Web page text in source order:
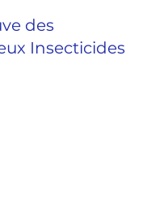
des
Insecticides